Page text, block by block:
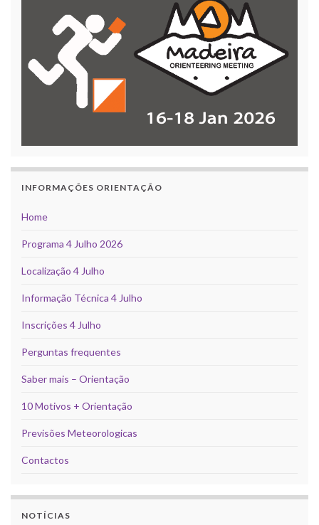
INFORMAÇÕES ORIENTAÇÃO
Home
Programa 4 Julho 2026
Localização 4 Julho
Informação Técnica 4 Julho
Inscrições 4 Julho
Perguntas frequentes
Saber mais – Orientação
10 Motivos + Orientação
Previsões Meteorologicas
Contactos
NOTÍCIAS